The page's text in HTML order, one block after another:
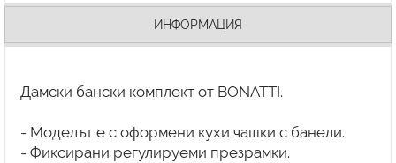
ИНФОРМАЦИЯ
Дамски бански комплект от BONATTI.
- Моделът е с оформени кухи чашки с банели.
- Фиксирани регулируеми презрамки.